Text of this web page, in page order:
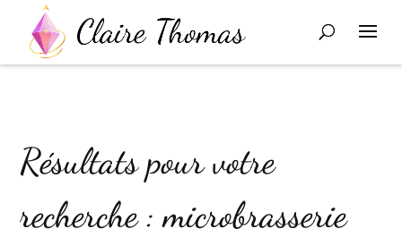
Résultats pour votre
recherche : microbrasserie